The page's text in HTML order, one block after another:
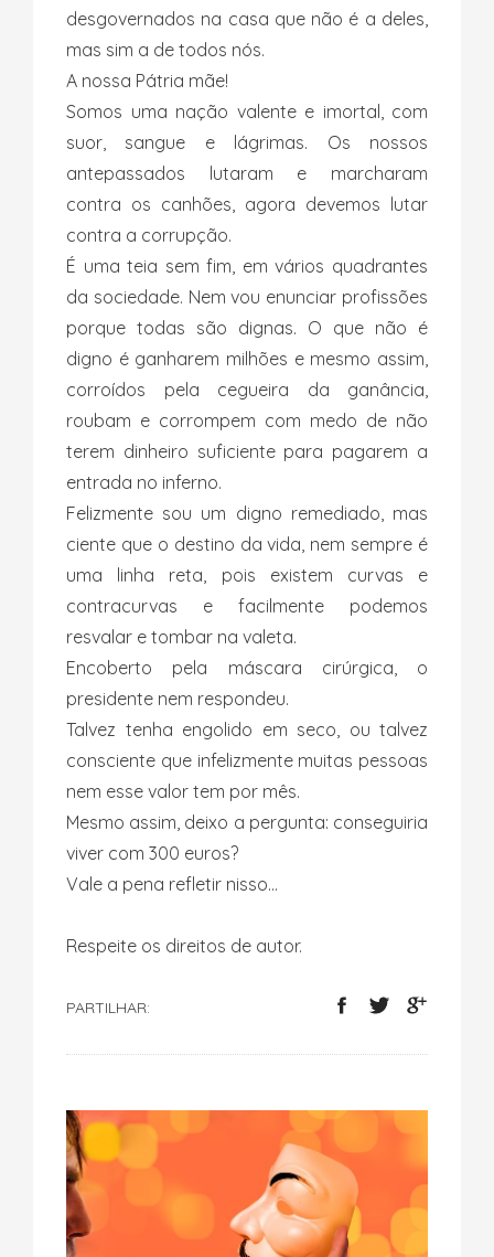
desgovernados na casa que não é a deles,
mas sim a de todos nós.
A nossa Pátria mãe!
Somos uma nação valente e imortal, com
suor, sangue e lágrimas. Os nossos
antepassados lutaram e marcharam
contra os canhões, agora devemos lutar
contra a corrupção.
É uma teia sem fim, em vários quadrantes
da sociedade. Nem vou enunciar profissões
porque todas são dignas. O que não é
digno é ganharem milhões e mesmo assim,
corroídos pela cegueira da ganância,
roubam e corrompem com medo de não
terem dinheiro suficiente para pagarem a
entrada no inferno.
Felizmente sou um digno remediado, mas
ciente que o destino da vida, nem sempre é
uma linha reta, pois existem curvas e
contracurvas e facilmente podemos
resvalar e tombar na valeta.
Encoberto pela máscara cirúrgica, o
presidente nem respondeu.
Talvez tenha engolido em seco, ou talvez
consciente que infelizmente muitas pessoas
nem esse valor tem por mês.
Mesmo assim, deixo a pergunta: conseguiria
viver com 300 euros?
Vale a pena refletir nisso...
Respeite os direitos de autor.
PARTILHAR: